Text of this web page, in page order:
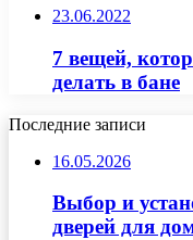
23.06.2022
7 вещей,
делать в бане
Последние записи
16.05.2026
Выбор и
дверей для